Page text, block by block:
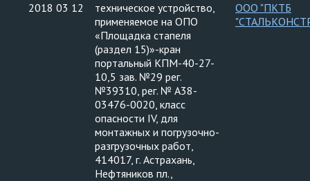
2018 03 12
техническое устройство,
применяемое на ОПО
«Площадка стапеля
(раздел 15)»-кран
портальный КПМ-40-27-
10,5 зав. №29 рег.
№39310, рег. № А38-
03476-0020, класс
опасности IV, для
монтажных и погрузочно-
разгрузочных работ,
414017, г. Астрахань,
Нефтяников пл.,
ООО "ПКТБ